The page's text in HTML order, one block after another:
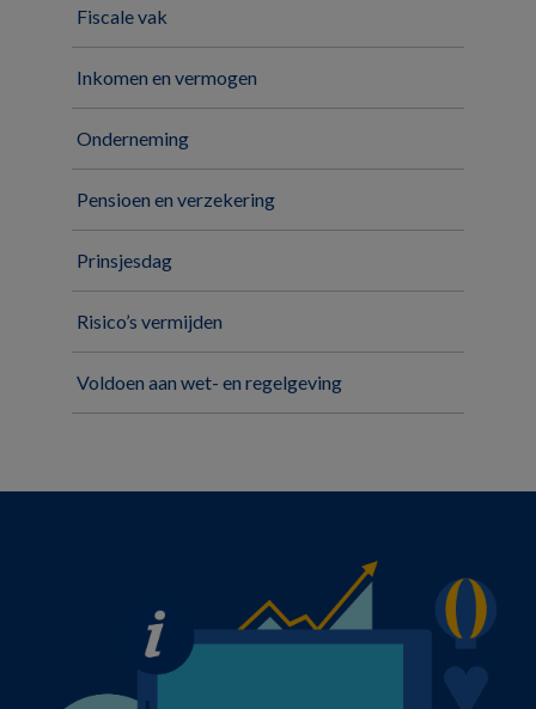
Fiscale vak
Inkomen en vermogen
Onderneming
Pensioen en verzekering
Prinsjesdag
Risico’s vermijden
Voldoen aan wet- en regelgeving